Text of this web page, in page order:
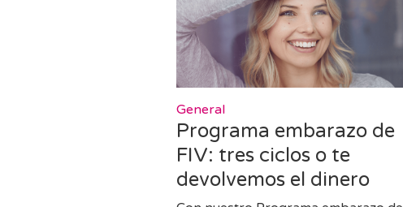
General
Programa embarazo de
FIV: tres ciclos o te
devolvemos el dinero